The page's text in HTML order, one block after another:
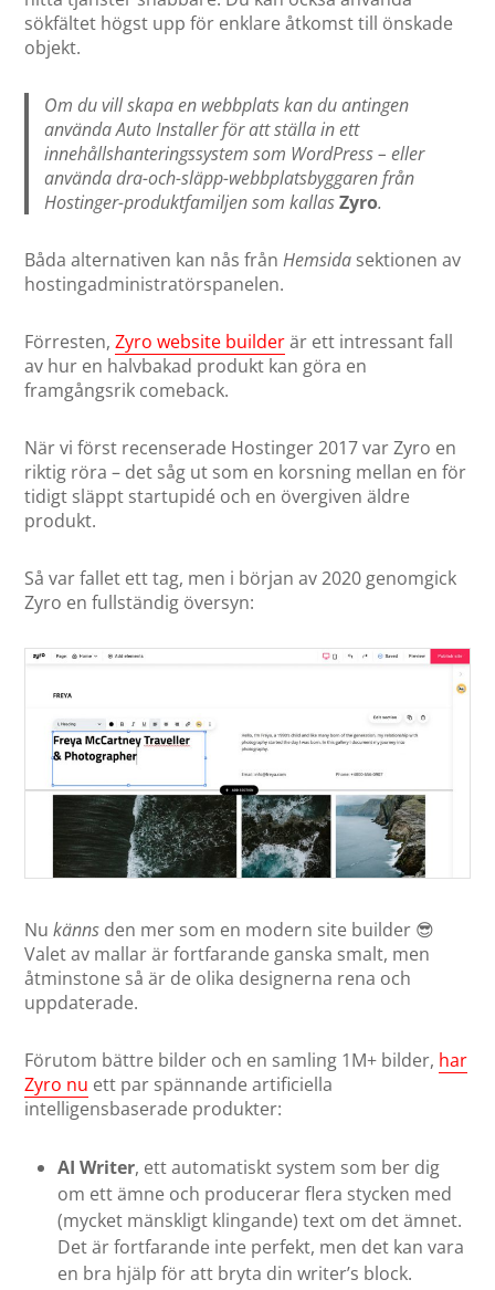
sökfältet högst upp för enklare åtkomst till önskade
objekt.
Om du vill skapa en webbplats kan du antingen
användaAuto Installerför att ställa in ett
innehållshanteringssystem som WordPress – eller
använda dra-och-släpp-webbplatsbyggaren från
Hostinger-produktfamiljen som kallasZyro.
Båda alternativen kan nås frånHemsida sektionen av
hostingadministratörspanelen.
Förresten,Zyro website builderär ett intressant fall
av hur en halvbakad produkt kan göra en
framgångsrik comeback.
När vi först recenserade Hostinger 2017 var Zyro en
riktig röra – det såg ut som en korsning mellan en för
tidigt släppt startupidé och en övergiven äldre
produkt.
Så var fallet ett tag, men i början av 2020 genomgick
Zyro en fullständig översyn:
Nukänns den mer som en modern site builder 😎
Valet av mallar är fortfarande ganska smalt, men
åtminstone så är de olika designerna rena och
uppdaterade.
Förutom bättre bilder och en samling 1M+ bilder, har
Zyro nu ett par spännande artificiella
intelligensbaserade produkter:
AI Writer, ett automatiskt system som ber dig
om ett ämne och producerar flera stycken med
(mycket mänskligt klingande) text om det ämnet.
Det är fortfarande inte perfekt, men det kan vara
en bra hjälp för att bryta din writer’s block.